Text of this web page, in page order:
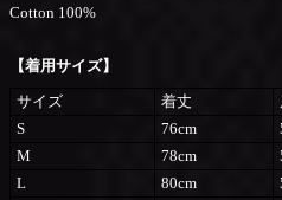
Cotton 100%
【着用サイズ】
サイズ
着丈
S
76cm
M
78cm
L
80cm